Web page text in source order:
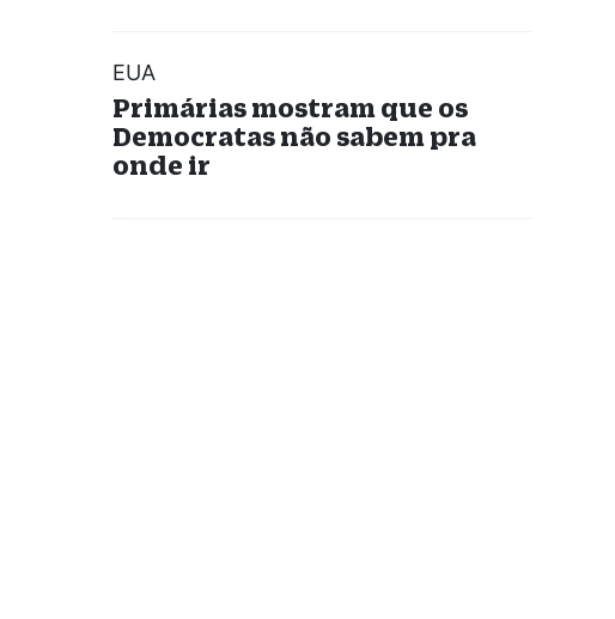
EUA
Primárias mostram que os
Democratas não sabem pra
onde ir